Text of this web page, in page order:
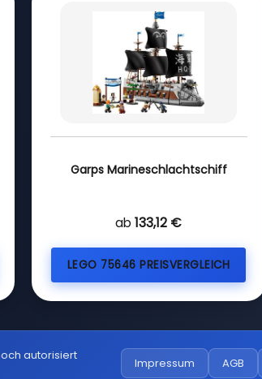
Garps Marineschlachtschiff
ab 133,12 €
LEGO 75646 PREISVERGLEICH
autorisiert
Impressum AGB